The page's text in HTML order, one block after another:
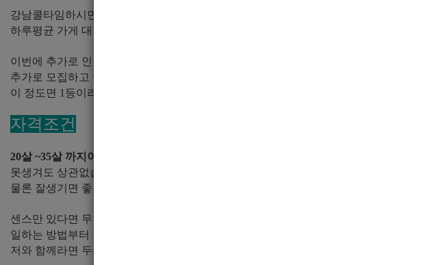
강남쿨타임하시면 모두들 아실겁니다.
하루평균 가게 대형업소임에도 불구하고 매일같이 풀이라 손님걱정 없습니다.
이번에 추가로 인원을 모집하는 이유는
추가로 모집하고 있습니다.
이 정도면 1등이라고 하는 이유가 되겠죠.
자격조건
20살 ~35살 까지이고요.
못생겨도 상관없습니다. 자신만의 스타일을 만들면 됩니다.
물론 잘생기면 좋겠지만 저희 가게는 다양한 선수들이 있습니다.
센스만 있다면 무엇이든 가르쳐 드리겠습니다.
일하는 방법부터 무엇이든
저와 함께라면 두려워 하지마세요.